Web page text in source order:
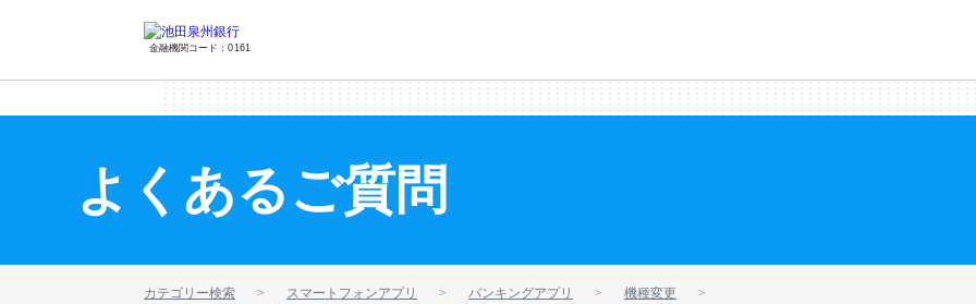
金融機関コード：0161
よくあるご質問
カテゴリー検索 スマートフォンアプリ バンキングアプリ
機種変更